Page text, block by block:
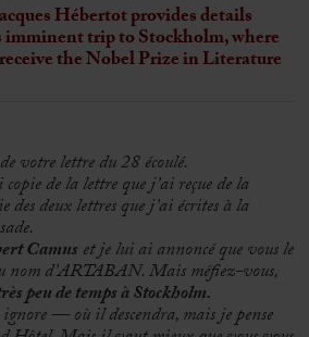
Hébertot provides details
imminent trip to Stockholm, where
the Nobel Prize in Literature
votre lettre du 28 écoulé.
copie de la lettre que j’ai reçue de la
deux lettres que j’ai écrites à la
Camus et je lui ai annoncé que vous le
nom d’ARTABAN. Mais méfiez-vous,
peu de temps à Stockholm.
— où il descendra, mais je pense